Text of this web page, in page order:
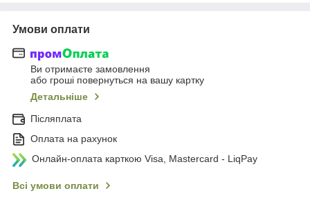
Умови оплати
Ви отримаєте замовлення
або гроші повернуться на вашу картку
Детальніше
Післяплата
Оплата на рахунок
Онлайн-оплата карткою Visa, Mastercard - LiqPay
Всі умови оплати